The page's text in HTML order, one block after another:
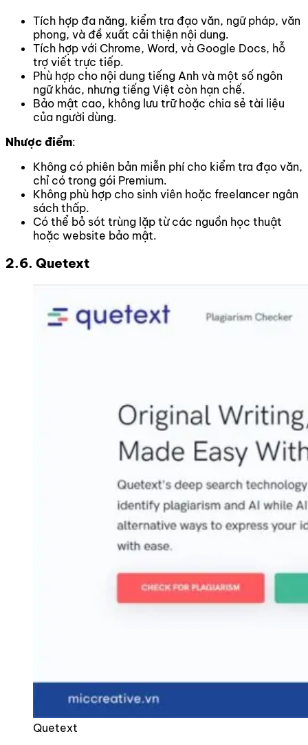
Tích hợp đa năng, kiểm tra đạo văn, ngữ pháp, văn
phong, và đề xuất cải thiện nội dung.
Tích hợp với Chrome, Word, và Google Docs, hỗ
trợ viết trực tiếp.
Phù hợp cho nội dung tiếng Anh và một số ngôn
ngữ khác, nhưng tiếng Việt còn hạn chế.
Bảo mật cao, không lưu trữ hoặc chia sẻ tài liệu
của người dùng.
Nhược điểm:
Không có phiên bản miễn phí cho kiểm tra đạo văn,
chỉ có trong gói Premium.
Không phù hợp cho sinh viên hoặc freelancer ngân
sách thấp.
Có thể bỏ sót trùng lặp từ các nguồn học thuật
hoặc website bảo mật.
2.6. Quetext
Quetext